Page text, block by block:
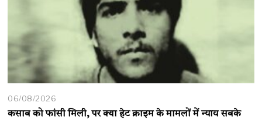
06/08/2026
कसाब को फांसी मिली, पर क्या हेट क्राइम के मामलों में न्याय सबके